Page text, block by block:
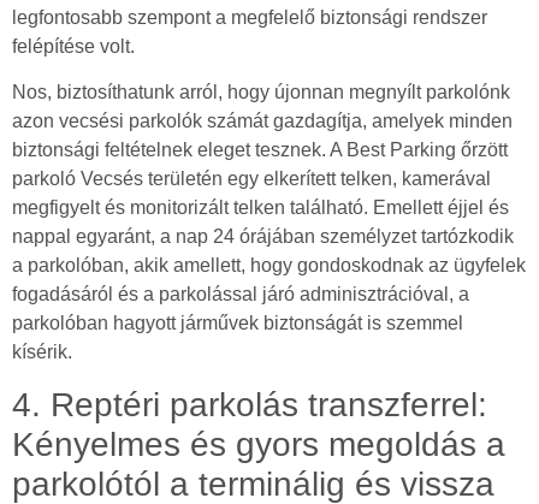
legfontosabb szempont a megfelelő biztonsági rendszer
felépítése volt.
Nos, biztosíthatunk arról, hogy újonnan megnyílt parkolónk
azon vecsési parkolók számát gazdagítja, amelyek minden
biztonsági feltételnek eleget tesznek. A Best Parking őrzött
parkoló Vecsés területén egy elkerített telken, kamerával
megfigyelt és monitorizált telken található. Emellett éjjel és
nappal egyaránt, a nap 24 órájában személyzet tartózkodik
a parkolóban, akik amellett, hogy gondoskodnak az ügyfelek
fogadásáról és a parkolással járó adminisztrációval, a
parkolóban hagyott járművek biztonságát is szemmel
kísérik.
4. Reptéri parkolás transzferrel:
Kényelmes és gyors megoldás a
parkolótól a terminálig és vissza